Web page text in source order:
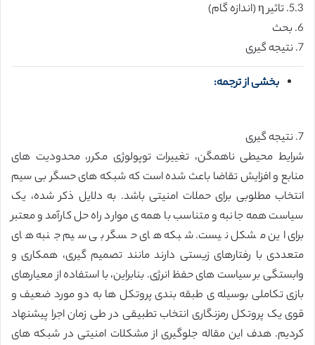
5.3. تاثیر η (اندازه گام)
6. بحث
7. نتیجه گیری
بخشی از ترجمه:
7. نتیجه گیری
شرایط محیطی ناهمگن، تغییرات توپولوژی مکرر، محدودیت های
منابع و افزایش تقاضا باعث شده است که شبکه های حسگر بی سیم
انتخاب مطلوبی برای حملات امنیتی باشد. به دلایل ذکر شده، یک
سیاست همه جانبه و متناسب با همه ی موارد راه حل کارآمد و معتبر
برای این مشکل نیست. شبکه های حسگر بی سیم جنبه های
متعددی با رفتارهای زیستی دارند مانند تصمیم گیری، همکاری و
وابستگی بر سیاست های حفظ انرژی. بنابراین، با استفاده از معیارهای
بازی تکاملی بوسیله ی طبقه بندی پروتکل ها به دو مورد ضعیف و
قوی یک پروتکل رمزنگاری انتخاب تطبیقی در طی زمان اجرا پیشنهاد
کردیم. هدف این مقاله جلوگیری از مشکلات امنیتی در شبکه های